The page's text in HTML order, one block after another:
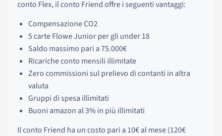
conto Flex, il conto Friend offre i seguenti vantaggi:
Compensazione CO2
5 carte Flowe Junior per gli under 18
Saldo massimo pari a 75.000€
Ricariche conto mensili illimitate
Zero commissioni sul prelievo di contanti in altra
valuta
Gruppi di spesa illimitati
Buoni amazon al 3% in più illimitati
Il conto Friend ha un costo pari a 10€ al mese (120€